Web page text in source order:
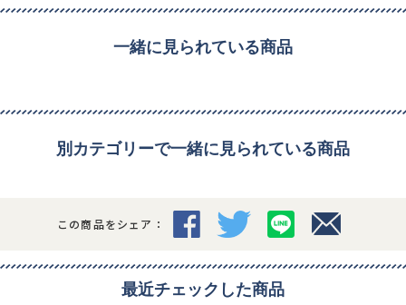
一緒に見られている商品
別カテゴリーで一緒に見られている商品
この商品をシェア：
最近チェックした商品